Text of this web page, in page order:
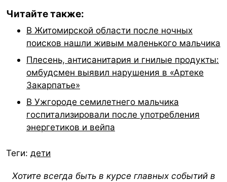
Читайте также:
В Житомирской области после ночных
поисков нашли живым маленького мальчика
Плесень, антисанитария и гнилые продукты:
омбудсмен выявил нарушения в «Артеке
Закарпатье»
В Ужгороде семилетнего мальчика
госпитализировали после употребления
энергетиков и вейпа
Теги: дети
Хотите всегда быть в курсе главных событий в